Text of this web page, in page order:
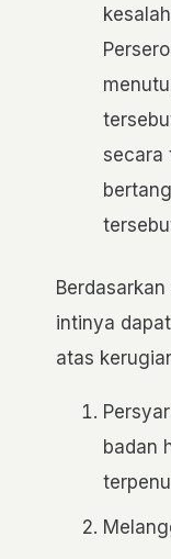
secara
intinya
atas
badan